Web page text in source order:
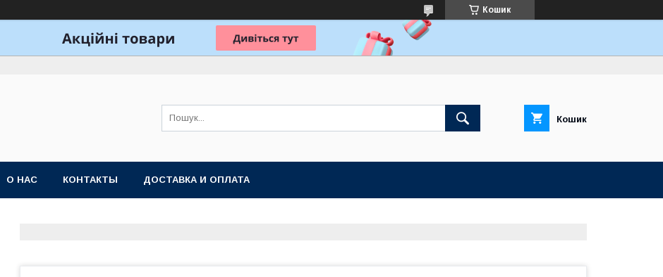
Кошик
Кошик
О НАС КОНТАКТЫ ДОСТАВКА И ОПЛАТА